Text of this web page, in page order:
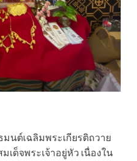
นต์เฉลิมพระเกียรติถวาย
ด็จพระเจ้าอยู่หัว เนื่องใน